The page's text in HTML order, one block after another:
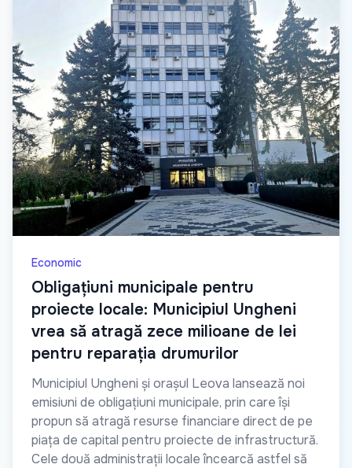
Economic
Obligațiuni municipale pentru
proiecte locale: Municipiul Ungheni
vrea să atragă zece milioane de lei
pentru reparația drumurilor
Municipiul Ungheni și orașul Leova lansează noi
emisiuni de obligațiuni municipale, prin care își
propun să atragă resurse financiare direct de pe
piața de capital pentru proiecte de infrastructură.
Cele două administrații locale încearcă astfel să